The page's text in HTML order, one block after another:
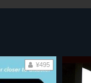
¥495